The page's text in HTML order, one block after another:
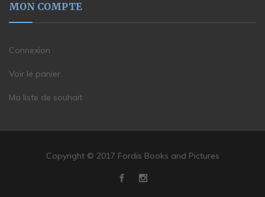
MON COMPTE
Connexion
Voir le panier
Ma liste de souhait
Copyright © 2017 Fordis Books and Pictures